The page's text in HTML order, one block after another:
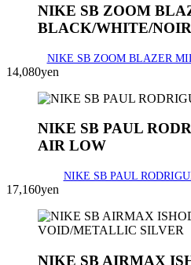
NIKE SB ZOOM
BLACK/WHITE/NOIR
NIKE SB ZOOM BLAZER
14,080yen
NIKE SB PAUL
AIR LOW
NIKE SB PAUL
17,160yen
NIKE SB AIRMAX